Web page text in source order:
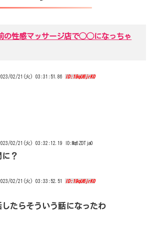
の性感マッサージ店で◯◯になっちゃ
02/21(火) 03:31:51.86 ID:19qU6jrK0
02/21(火) 03:32:12.19 ID:Mq6ZDTja0
？
02/21(火) 03:33:52.51 ID:19qU6jrK0
たらそういう話になったわ